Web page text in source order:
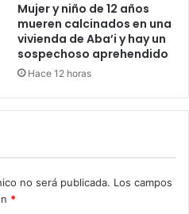
Mujer y niño de 12 años
mueren calcinados en una
vivienda de Aba’i y hay un
sospechoso aprehendido
Hace 12 horas
no será publicada. Los campos
*